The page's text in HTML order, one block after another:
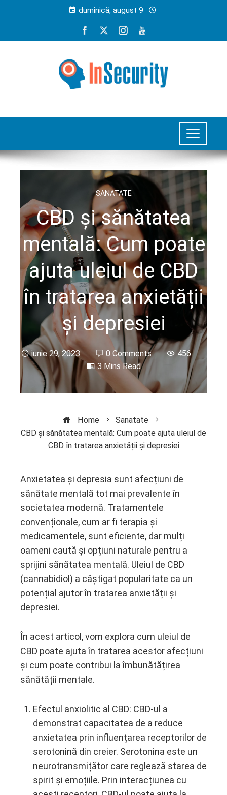
duminică, august 9
SANATATE
CBD și sănătatea
mentală: Cum poate
ajuta uleiul de CBD
în tratarea anxietății
și depresiei
iunie 29, 2023 0 Comments
456
3 Mins Read
Home
Sanatate
CBD și sănătatea mentală: Cum poate ajuta uleiul de
CBD în tratarea anxietății și depresiei
Anxietatea și depresia sunt afecțiuni de
sănătate mentală tot mai prevalente în
societatea modernă. Tratamentele
convenționale, cum ar fi terapia și
medicamentele, sunt eficiente, dar mulți
oameni caută și opțiuni naturale pentru a
sprijini sănătatea mentală. Uleiul de CBD
(cannabidiol) a câștigat popularitate ca un
potențial ajutor în tratarea anxietății și
depresiei.
În acest articol, vom explora cum uleiul de
CBD poate ajuta în tratarea acestor afecțiuni
și cum poate contribui la îmbunătățirea
sănătății mentale.
Efectul anxiolitic al CBD: CBD-ul a
demonstrat capacitatea de a reduce
anxietatea prin influențarea receptorilor de
serotonină din creier. Serotonina este un
neurotransmițător care reglează starea de
spirit și emoțiile. Prin interacțiunea cu